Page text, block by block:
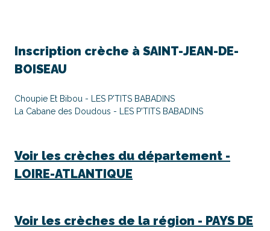
Inscription crèche à SAINT-JEAN-DE-
BOISEAU
Choupie Et Bibou - LES P'TITS BABADINS
La Cabane des Doudous - LES P'TITS BABADINS
Voir les crèches du département -
LOIRE-ATLANTIQUE
Voir les crèches de la région - PAYS DE